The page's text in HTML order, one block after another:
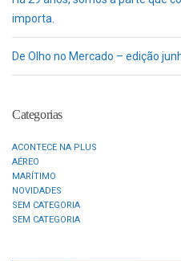
importa.
De Olho no Mercado – edição
Categorias
ACONTECE NA PLUS
AÉREO
MARÍTIMO
NOVIDADES
SEM CATEGORIA
SEM CATEGORIA